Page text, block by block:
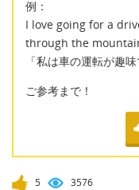
例：
I love going for a
through the
「私は車の運転が趣
ご参考まで！
5 3576